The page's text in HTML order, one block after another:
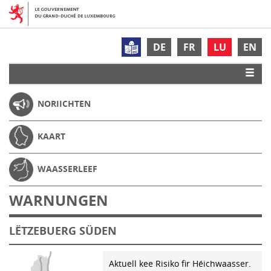
DE FR LU EN
NORIICHTEN
KAART
WAASSERLEEF
WARNUNGEN
LËTZEBUERG SÜDEN
Aktuell kee Risiko fir Héichwaasser.